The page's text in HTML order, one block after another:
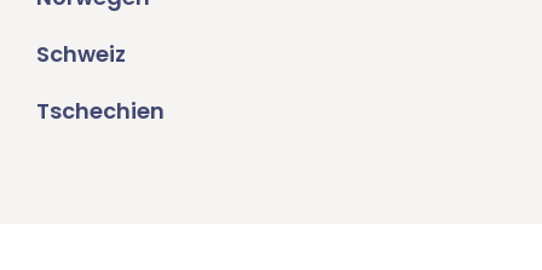
Schweiz
Tschechien